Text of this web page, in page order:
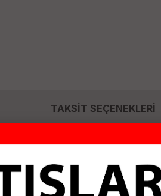
TAKSİT SEÇENEKLERİ